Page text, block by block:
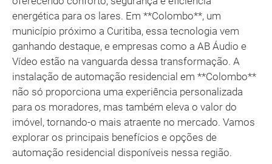
energética para os lares. Em **Colombo**, um
município próximo a Curitiba, essa tecnologia vem
ganhando destaque, e empresas como a AB Áudio e
Vídeo estão na vanguarda dessa transformação. A
instalação de automação residencial em **Colombo**
não só proporciona uma experiência personalizada
para os moradores, mas também eleva o valor do
imóvel, tornando-o mais atraente no mercado. Vamos
explorar os principais benefícios e opções de
automação residencial disponíveis nessa região.